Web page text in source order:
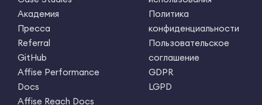
Академия
Пресса
Referral
GitHub
Affise Performance
Docs
Affise Reach Docs
Политика
конфиденциальности
Пользовательское
соглашение
GDPR
LGPD